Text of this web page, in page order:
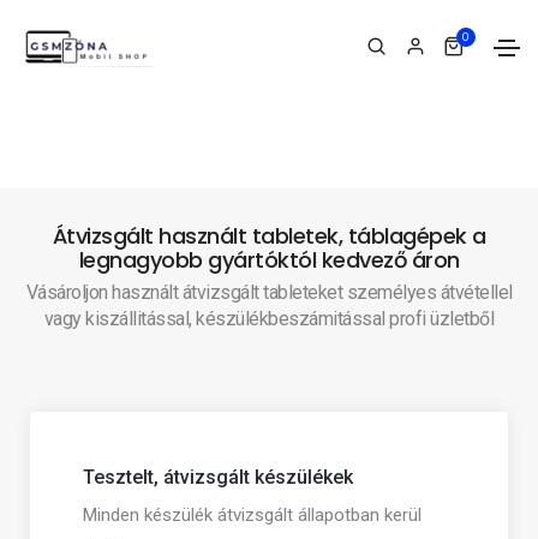
0
Átvizsgált használt tabletek, táblagépek a
legnagyobb gyártóktól kedvező áron
Vásároljon használt átvizsgált tableteket személyes átvétellel
vagy kiszállitással, készülékbeszámitással profi üzletből
Tesztelt, átvizsgált készülékek
Minden készülék átvizsgált állapotban kerül